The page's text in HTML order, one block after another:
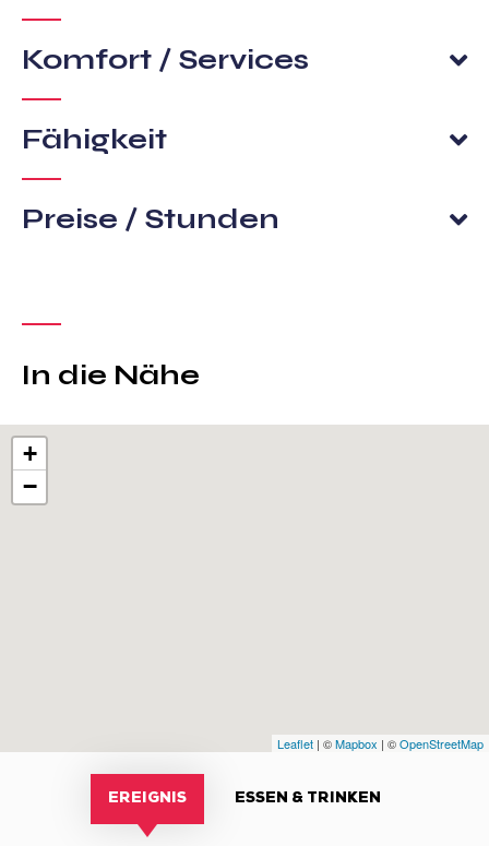
Komfort / Services
Fähigkeit
Preise / Stunden
In die Nähe
+
−
Leaflet | ©Mapbox | ©OpenStreetMap
EREIGNIS ESSEN & TRINKEN